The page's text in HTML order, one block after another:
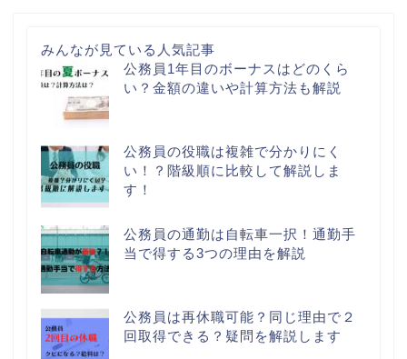
みんなが見ている人気記事
公務員1年目のボーナスはどのくら
い？金額の違いや計算方法も解説
公務員の役職は複雑で分かりにく
い！？階級順に比較して解説しま
す！
公務員の通勤は自転車一択！通勤手
当で得する3つの理由を解説
公務員は再休職可能？同じ理由で２
回取得できる？疑問を解説します